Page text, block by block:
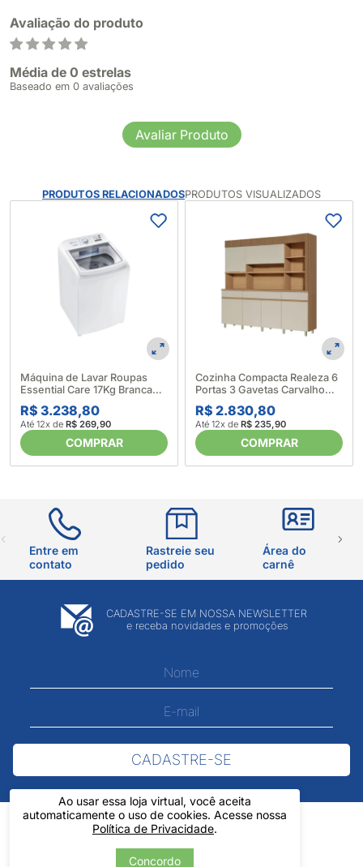
Avaliação do produto
Média de 0 estrelas
Baseado em 0 avaliações
Avaliar Produto
PRODUTOS RELACIONADOSPRODUTOS VISUALIZADOS
Máquina de Lavar Roupas
Essential Care 17Kg Branca
LED17 - Electrolux (633997)
R$ 3.238,80
Até 12x de R$ 269,90
COMPRAR
Cozinha Compacta Realeza 6
Portas 3 Gavetas Carvalho
Greice - Nesher 676018
R$ 2.830,80
Até 12x de R$ 235,90
COMPRAR
Ao usar essa loja virtual, você aceita
automaticamente o uso de cookies. Acesse nossa
Política de Privacidade.
Concordo
Entre em
contato
Rastreie seu
pedido
Área do
carnê
CADASTRE-SE EM NOSSA NEWSLETTER
e receba novidades e promoções
CADASTRE-SE